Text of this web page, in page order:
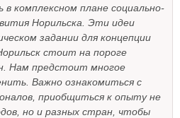
в комплексном плане социально-
Норильска. Эти идеи
задании для концепции
стоит на пороге
Нам предстоит многое
Важно ознакомиться с
приобщиться к опыту не
но и разных стран, чтобы